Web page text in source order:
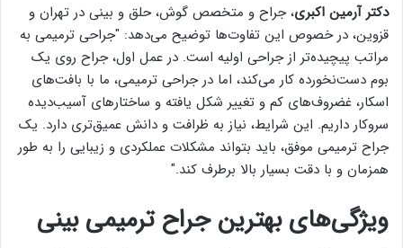
دکتر آرمین اکبری، جراح و متخصص گوش، حلق و بینی در تهران و
قزوین، در خصوص این تفاوت‌ها توضیح می‌دهد: "جراحی ترمیمی به
مراتب پیچیده‌تر از جراحی اولیه است. در عمل اول، جراح روی یک
بوم دست‌نخورده کار می‌کند، اما در جراحی ترمیمی، ما با بافت‌های
اسکار، غضروف‌های کم و تغییر شکل یافته و ساختارهای آسیب‌دیده
سروکار داریم. این شرایط، نیاز به ظرافت و دانش عمیق‌تری دارد. یک
جراح ترمیمی موفق، باید بتواند مشکلات عملکردی و زیبایی را به طور
همزمان و با دقت بسیار بالا برطرف کند."
ویژگی‌های بهترین جراح ترمیمی بینی